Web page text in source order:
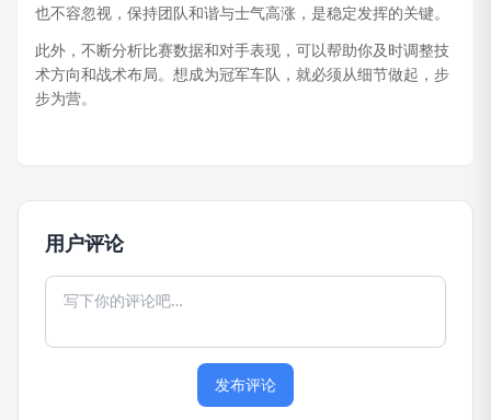
也不容忽视，保持团队和谐与士气高涨，是稳定发挥的关键。
此外，不断分析比赛数据和对手表现，可以帮助你及时调整技
术方向和战术布局。想成为冠军车队，就必须从细节做起，步
步为营。
用户评论
发布评论